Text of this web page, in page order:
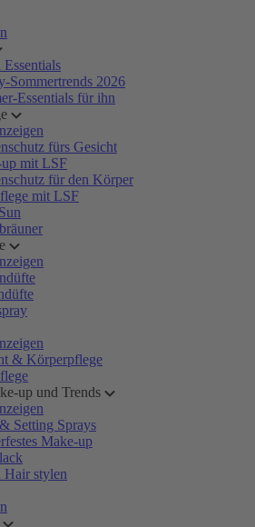
Essentials
Sommertrends 2026
Essentials für ihn
fürs Gesicht
mit LSF
für den Körper
mit LSF
& Körperpflege
up und Trends
Setting Sprays
Make-up
Hair stylen